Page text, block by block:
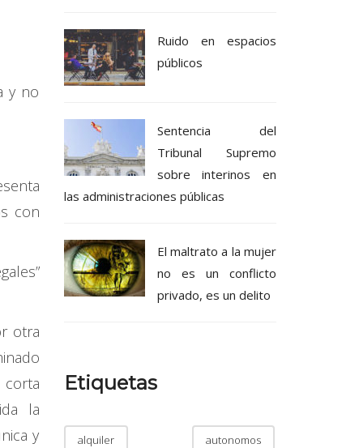
y no
con
otra
la
y
Ruido en espacios
públicos
Sentencia del
Tribunal Supremo
sobre interinos en
las administraciones públicas
El maltrato a la mujer
no es un conflicto
privado, es un delito
Etiquetas
alquiler autonomos